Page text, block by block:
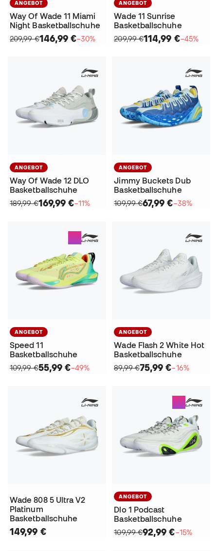
ANGEBOT
Way Of Wade 11 Miami
Night Basketballschuhe
209,99 €146,99 €−30%
ANGEBOT
Wade 11 Sunrise
Basketballschuhe
209,99 €114,99 €−45%
ANGEBOT
Way Of Wade 12 DLO
Basketballschuhe
189,99 €169,99 €−11%
ANGEBOT
Jimmy Buckets Dub
Basketballschuhe
109,99 €67,99 €−38%
ANGEBOT
Speed 11
Basketballschuhe
109,99 €55,99 €−49%
ANGEBOT
Wade Flash 2 White Hot
Basketballschuhe
89,99 €75,99 €−16%
Wade 808 5 Ultra V2
Platinum
Basketballschuhe
149,99 €
ANGEBOT
Dlo 1 Podcast
Basketballschuhe
109,99 €92,99 €−15%